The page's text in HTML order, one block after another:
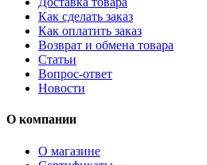
Как сделать заказ
Как оплатить заказ
Возврат и обмена товара
Статьи
Вопрос-ответ
Новости
О компании
О магазине